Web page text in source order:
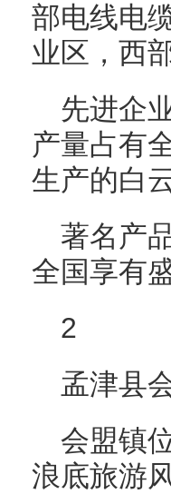
部电线电
业区，西
先进企
产量占有
生产的白
著名产
全国享有
2
孟津县
会盟镇
浪底旅游